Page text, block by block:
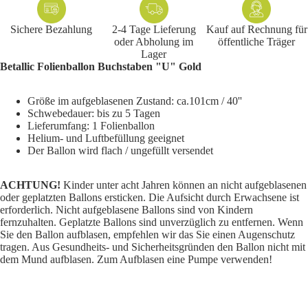
Sichere Bezahlung
2-4 Tage Lieferung
oder Abholung im
Lager
Kauf auf Rechnung für
öffentliche Träger
Betallic Folienballon Buchstaben "U" Gold
Größe im aufgeblasenen Zustand: ca.101cm / 40''
Schwebedauer: bis zu 5 Tagen
Lieferumfang: 1 Folienballon
Helium- und Luftbefüllung geeignet
Der Ballon wird flach / ungefüllt versendet
ACHTUNG! Kinder unter acht Jahren können an nicht aufgeblasenen
oder geplatzten Ballons ersticken. Die Aufsicht durch Erwachsene ist
erforderlich. Nicht aufgeblasene Ballons sind von Kindern
fernzuhalten. Geplatzte Ballons sind unverzüglich zu entfernen. Wenn
Sie den Ballon aufblasen, empfehlen wir das Sie einen Augenschutz
tragen. Aus Gesundheits- und Sicherheitsgründen den Ballon nicht mit
dem Mund aufblasen. Zum Aufblasen eine Pumpe verwenden!